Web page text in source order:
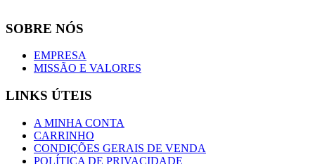
SOBRE NÓS
EMPRESA
MISSÃO E VALORES
LINKS ÚTEIS
A MINHA CONTA
CARRINHO
CONDIÇÕES GERAIS DE VENDA
POLÍTICA DE PRIVACIDADE